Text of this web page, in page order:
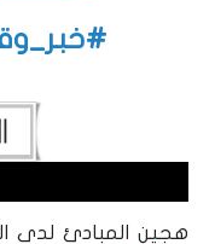
هجين المبادئ لدى